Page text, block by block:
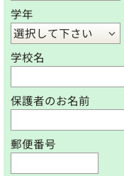
学年
学校名
保護者のお名前
郵便番号